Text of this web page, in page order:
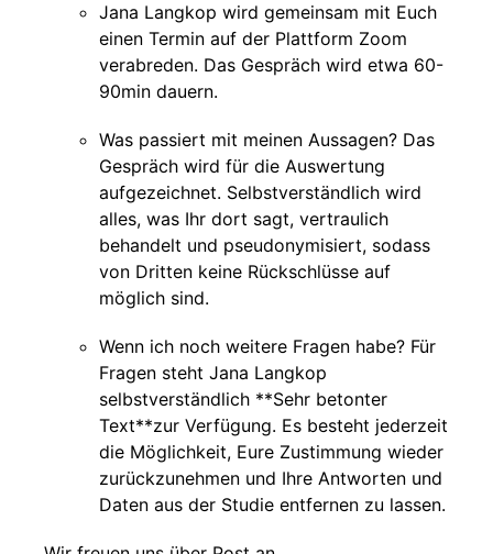
Jana Langkop wird gemeinsam mit Euch
einen Termin auf der Plattform Zoom
verabreden. Das Gespräch wird etwa 60-
90min dauern.
Was passiert mit meinen Aussagen? Das
Gespräch wird für die Auswertung
aufgezeichnet. Selbstverständlich wird
alles, was Ihr dort sagt, vertraulich
behandelt und pseudonymisiert, sodass
von Dritten keine Rückschlüsse auf
möglich sind.
Wenn ich noch weitere Fragen habe? Für
Fragen steht Jana Langkop
selbstverständlich **Sehr betonter
Text**zur Verfügung. Es besteht jederzeit
die Möglichkeit, Eure Zustimmung wieder
zurückzunehmen und Ihre Antworten und
Daten aus der Studie entfernen zu lassen.